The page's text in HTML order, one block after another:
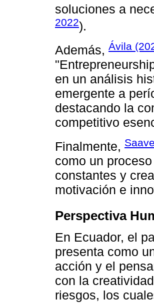
soluciones a
2022).
Además, Ávila
en un análisis
emergente a
destacando la
competitivo
Finalmente,
como un
constantes y
motivación e
Perspectiva
En Ecuador, el
presenta como
acción y el
con la
riesgos, los